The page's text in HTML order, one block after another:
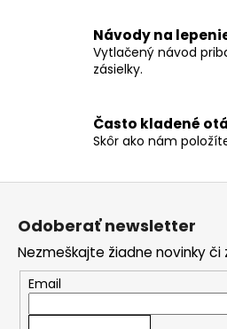
Návody na
Vytlačený návod
zásielky.
Často kladené
Skôr ako nám
Odoberať newsletter
Nezmeškajte žiadne novinky či
Email